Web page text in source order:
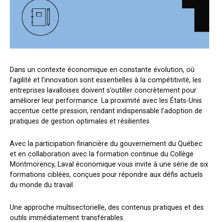
Dans un contexte économique en constante évolution, où
l’agilité et l’innovation sont essentielles à la compétitivité, les
entreprises lavalloises doivent s’outiller concrètement pour
améliorer leur performance. La proximité avec les États-Unis
accentue cette pression, rendant indispensable l’adoption de
pratiques de gestion optimales et résilientes.
Avec la participation financière du gouvernement du Québec
et en collaboration avec la formation continue du Collège
Montmorency, Laval économique vous invite à une série de six
formations ciblées, conçues pour répondre aux défis actuels
du monde du travail.
Une approche multisectorielle, des contenus pratiques et des
outils immédiatement transférables.